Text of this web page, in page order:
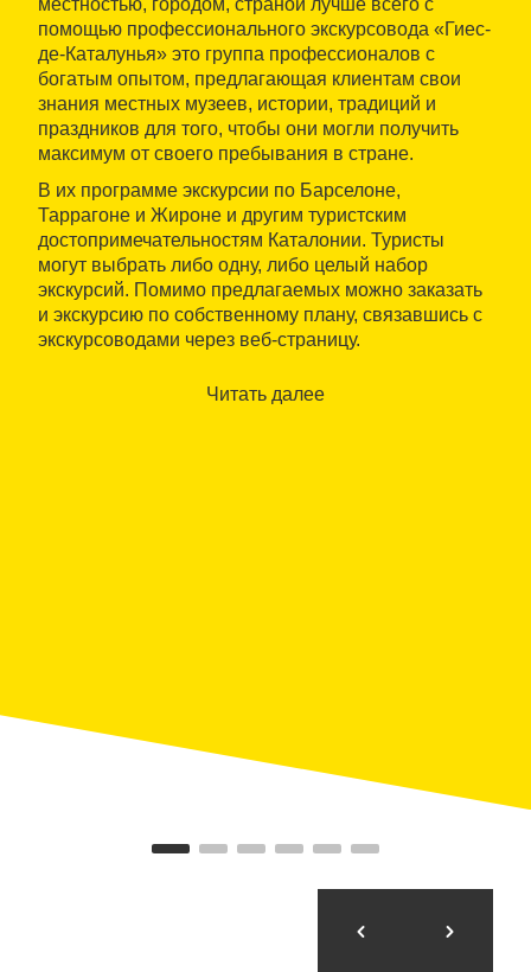
местностью, городом, страной лучше всего с
помощью профессионального экскурсовода «Гиес-
де-Каталунья» это группа профессионалов с
богатым опытом, предлагающая клиентам свои
знания местных музеев, истории, традиций и
праздников для того, чтобы они могли получить
максимум от своего пребывания в стране.
В их программе экскурсии по Барселоне,
Таррагоне и Жироне и другим туристским
достопримечательностям Каталонии. Туристы
могут выбрать либо одну, либо целый набор
экскурсий. Помимо предлагаемых можно заказать
и экскурсию по собственному плану, связавшись с
экскурсоводами через веб-страницу.
знакомство со столицей во время трехчасовой
Читать далее